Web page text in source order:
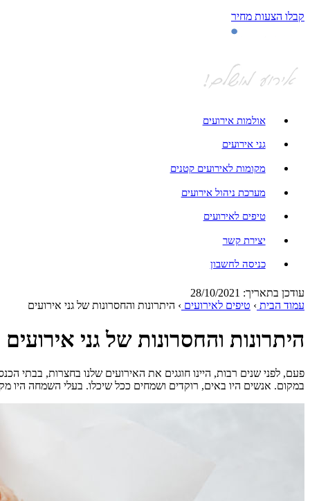
קבלו הצעות מחיר
אולמות אירועים
גני אירועים
מקומות לאירועים קטנים
מערכת ניהול אירועים
טיפים לאירועים
יצירת קשר
כניסה לחשבון
עודכן בתאריך: 28/10/2021
עמוד הבית › טיפים לאירועים › היתרונות והחסרונות של גני אירועים
היתרונות והחסרונות של גני אירועים
פעם, לפני שנים רבות, היינו חוגגים את האירועים שלנו בחצרות,
במקום. אנשים היו באים, רוקדים ושמחים ככל שיכלו. בעלי השמחה היו